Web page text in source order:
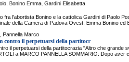
Bonino Emma, Gardini Elisabetta
fra l'abortista Bonino e la cattolica Gardini di Paolo
della Camera di Padova Ovest, Emma Bonino ed
Pannella Marco
contro il perpetuarsi della partitocr
il perpetuarsi della partitocrazia "Altro che grande
a MARCO PANNELLA SOMMARIO: Dopo aver